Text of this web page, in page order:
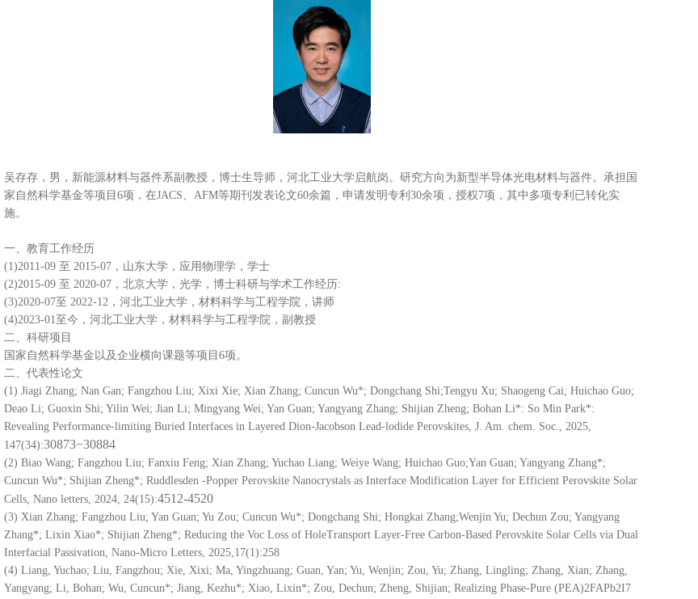
吴存存，男，新能源材料与器件系副教授，博士生导师，河北工业大学启航岗。研究方向为新型半导体光电材料与器件。承担国
家自然科学基金等项目 6项，在JACS 、 AFM等期刊发表论文60余篇，申请发明专利 30余项，授权7项，其中多项专利已转化实
施。
一、 教育工作经历
(1)2011-09 至 2015-07 ，山东大学，应用物理学，学士
(2)2015-09 至 2020-07 ，北京大学，光学，博士科研与学术工作经历:
(3)2020-07至 2022-12 ，河北工业大学，材料科学与工程学院，讲师
(4)2023-01至今，河北工业大学，材料科学与工程学院，副教授
二、科研项目
国家自然科学基金以及企业横向课题等项目 6项。
二、 代表性论文
(1) Jiagi Zhang; Nan Gan; Fangzhou Liu; Xixi Xie; Xian Zhang; Cuncun Wu*; Dongchang Shi;Tengyu Xu; Shaogeng Cai; Huichao Guo;
Deao Li; Guoxin Shi; Yilin Wei; Jian Li; Mingyang Wei; Yan Guan; Yangyang Zhang; Shijian Zheng; Bohan Li*: So Min Park*:
Revealing Performance-limiting Buried Interfaces in Layered Dion-Jacobson Lead-lodide Perovskites, J. Am. chem. Soc., 2025,
147(34):30873−30884
(2) Biao Wang; Fangzhou Liu; Fanxiu Feng; Xian Zhang; Yuchao Liang; Weiye Wang; Huichao Guo;Yan Guan; Yangyang Zhang*;
Cuncun Wu*; Shijian Zheng*; Ruddlesden -Popper Perovskite Nanocrystals as Interface Modification Layer for Efficient Perovskite Solar
Cells, Nano letters, 2024, 24(15):4512-4520
(3) Xian Zhang; Fangzhou Liu; Yan Guan; Yu Zou; Cuncun Wu*; Dongchang Shi; Hongkai Zhang;Wenjin Yu; Dechun Zou; Yangyang
Zhang*; Lixin Xiao*; Shijian Zheng*; Reducing the Voc Loss of HoleTransport Layer-Free Carbon-Based Perovskite Solar Cells via Dual
Interfacial Passivation, Nano-Micro Letters, 2025,17(1):258
(4) Liang, Yuchao; Liu, Fangzhou; Xie, Xixi; Ma, Yingzhuang; Guan, Yan; Yu, Wenjin; Zou, Yu; Zhang, Lingling; Zhang, Xian; Zhang,
Yangyang; Li, Bohan; Wu, Cuncun*; Jiang, Kezhu*; Xiao, Lixin*; Zou, Dechun; Zheng, Shijian; Realizing Phase-Pure (PEA)2FAPb2I7